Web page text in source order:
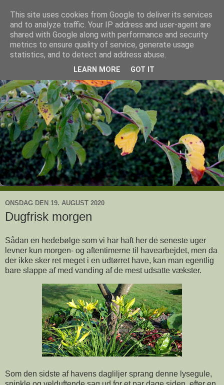
Ullas have
- en knoldesparkers betragtninger
ONSDAG DEN 19. AUGUST 2020
Dugfrisk morgen
Sådan en hedebølge som vi har haft her de seneste uger
levner kun morgen- og aftentimerne til havearbejdet, men da
der ikke sker ret meget i en udtørret have, kan man egentlig
bare slappe af med vanding af de mest udsatte vækster.
Som den sidste af havens dagliljer sprang denne lysegule,
This site uses cookies from Google to deliver its services
and to analyze traffic. Your IP address and user-agent are
shared with Google along with performance and security
metrics to ensure quality of service, generate usage
statistics, and to detect and address abuse.
LEARN MORE GOT IT